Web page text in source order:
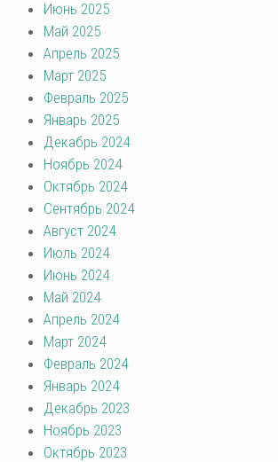
Июнь 2025
Май 2025
Апрель 2025
Март 2025
Февраль 2025
Январь 2025
Декабрь 2024
Ноябрь 2024
Октябрь 2024
Сентябрь 2024
Август 2024
Июль 2024
Июнь 2024
Май 2024
Апрель 2024
Март 2024
Февраль 2024
Январь 2024
Декабрь 2023
Ноябрь 2023
Октябрь 2023